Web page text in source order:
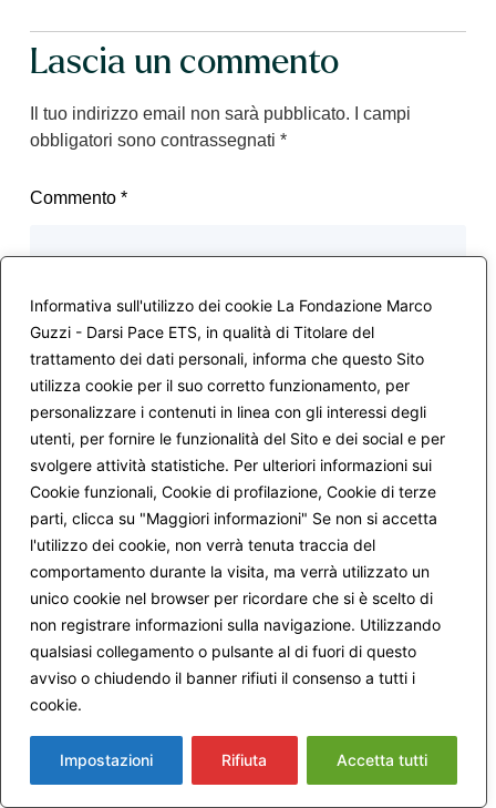
Informativa sull'utilizzo dei cookie La Fondazione Marco
Guzzi - Darsi Pace ETS, in qualità di Titolare del
trattamento dei dati personali, informa che questo Sito
utilizza cookie per il suo corretto funzionamento, per
personalizzare i contenuti in linea con gli interessi degli
utenti, per fornire le funzionalità del Sito e dei social e per
svolgere attività statistiche. Per ulteriori informazioni sui
Cookie funzionali, Cookie di profilazione, Cookie di terze
parti, clicca su "Maggiori informazioni" Se non si accetta
l'utilizzo dei cookie, non verrà tenuta traccia del
comportamento durante la visita, ma verrà utilizzato un
unico cookie nel browser per ricordare che si è scelto di
non registrare informazioni sulla navigazione. Utilizzando
qualsiasi collegamento o pulsante al di fuori di questo
avviso o chiudendo il banner rifiuti il consenso a tutti i
cookie.
Impostazioni Rifiuta Accetta tutti
Lascia un commento
Il tuo indirizzo email non sarà pubblicato.
I campi
obbligatori sono contrassegnati *
Commento *
Nome*
Email*
Avvertimi via email in caso di risposte al mio
commento.
Avvertimi via email alla pubblicazione di un nuovo
articolo.